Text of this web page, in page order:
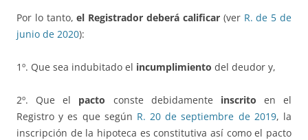
Por lo tanto,el Registrador deberá calificar(ver R. de 5 de
junio de 2020):
1º. Que sea indubitado el incumplimiento del deudor y,
2º. Que el pacto conste debidamente inscrito en el
Registro y es que según R. 20 de septiembre de 2019, la
inscripción de la hipoteca es constitutiva así como el pacto